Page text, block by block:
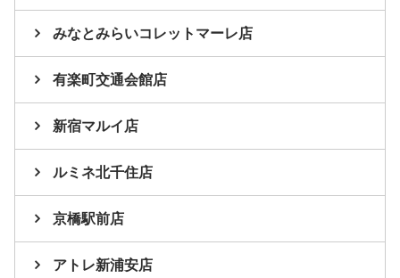
みなとみらいコレットマーレ店
有楽町交通会館店
新宿マルイ店
ルミネ北千住店
京橋駅前店
アトレ新浦安店